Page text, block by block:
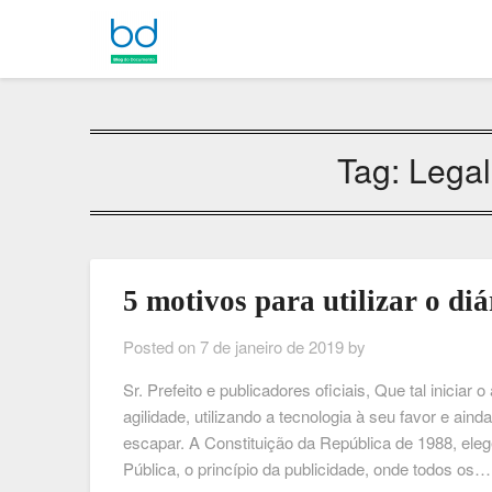
Tag:
5 motivos para utilizar o
Posted on7 de janeiro de 2019 by
Sr. Prefeito e publicadores oficiais, Que tal iniciar
agilidade, utilizando a tecnologia à seu favor e
escapar. A Constituição da República de 1988,
Pública, o princípio da publicidade, onde todos os…